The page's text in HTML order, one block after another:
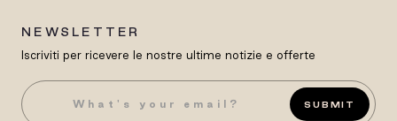
NEWSLETTER
Iscriviti per ricevere le nostre ultime notizie e offerte
SUBMIT